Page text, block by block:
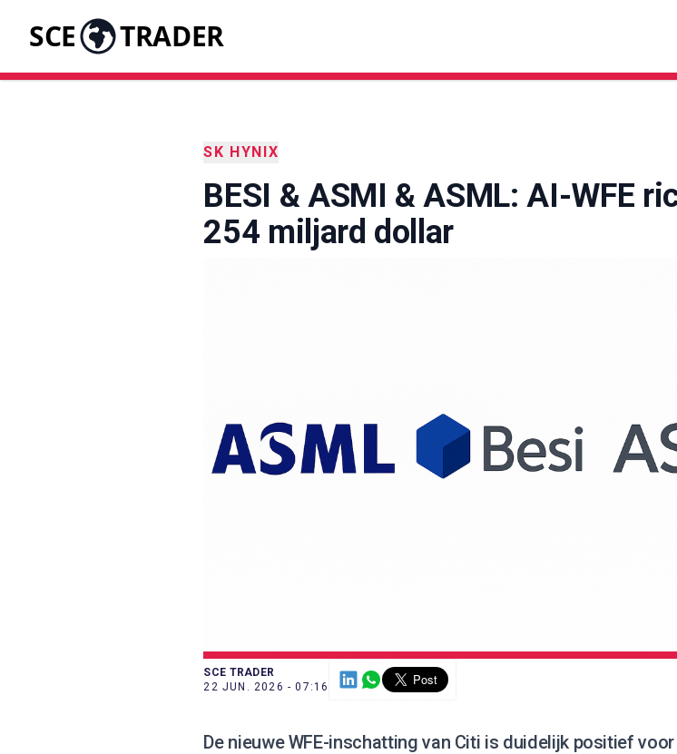
SCE TRADER
SK HYNIX
BESI & ASMI & ASML: AI-WFE
254 miljard dollar
SCE TRADER
22 JUN. 2026 - 07:16
De nieuwe WFE-inschatting van Citi is duidelijk positief